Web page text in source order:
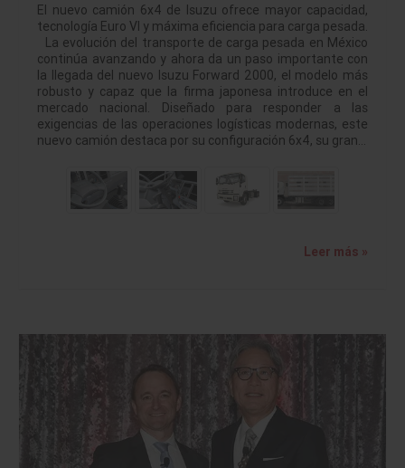
El nuevo camión 6x4 de Isuzu ofrece mayor capacidad,
tecnología Euro VI y máxima eficiencia para carga pesada.
La evolución del transporte de carga pesada en México
continúa avanzando y ahora da un paso importante con
la llegada del nuevo Isuzu Forward 2000, el modelo más
robusto y capaz que la firma japonesa introduce en el
mercado nacional. Diseñado para responder a las
exigencias de las operaciones logísticas modernas, este
nuevo camión destaca por su configuración 6x4, su gran…
Leer más »